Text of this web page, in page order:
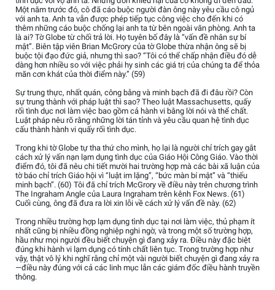
Một năm trước đó, cô đã cáo buộc người đàn ông này yêu cầu cô ngủ
với anh ta. Anh ta vẫn được phép tiếp tục công việc cho đến khi có
thêm những cáo buộc chống lại anh ta từ bên ngoài văn phòng. Anh ta
là ai? Tờ Globe từ chối trả lời. Họ tuyên bố đây là “vấn đề nhân sự bí
mật”. Biên tập viên Brian McGrory của tờ Globe thừa nhận ông sẽ bị
buộc tội đạo đức giả, nhưng thì sao? “Tôi có thể chấp nhận điều đó dễ
dàng hơn nhiều so với việc phải hy sinh các giá trị của chúng ta để thỏa
mãn cơn khát của thời điểm này.” (59)
Sự trung thực, nhất quán, công bằng và minh bạch đã đi đâu rồi? Còn
sự trung thành với pháp luật thì sao? Theo luật Massachusetts, quấy
rối tình dục nơi làm việc bao gồm cả hành vi bằng lời nói và thể chất.
Luật pháp nêu rõ rằng những lời tán tỉnh và yêu cầu quan hệ tình dục
cấu thành hành vi quấy rối tình dục.
Trong khi tờ Globe tự tha thứ cho mình, họ lại là người chỉ trích gay gắt
cách xử lý vấn nạn lạm dụng tình dục của Giáo Hội Công Giáo. Vào thời
điểm đó, tôi đã nêu chi tiết mười hai trường hợp mà các bài xã luận của
tờ báo chỉ trích Giáo hội vì “luật im lặng”, “bức màn bí mật” và “thiếu
minh bạch”. (60) Tôi đã chỉ trích McGrory về điều này trên chương trình
The Ingraham Angle của Laura Ingraham trên kênh Fox News. (61)
Cuối cùng, ông đã đưa ra lời xin lỗi về cách xử lý vấn đề này. (62)
Trong nhiều trường hợp lạm dụng tình dục tại nơi làm việc, thủ phạm ít
nhất cũng bị nhiều đồng nghiệp nghi ngờ, và trong một số trường hợp,
hầu như mọi người đều biết chuyện gì đang xảy ra. Điều này đặc biệt
đúng khi hành vi lạm dụng có tính chất liên tục. Trong trường hợp như
vậy, thật vô lý khi nghĩ rằng chỉ một vài người biết chuyện gì đang xảy ra
—điều này đúng với cả các linh mục lẫn các giám đốc điều hành truyền
thông.